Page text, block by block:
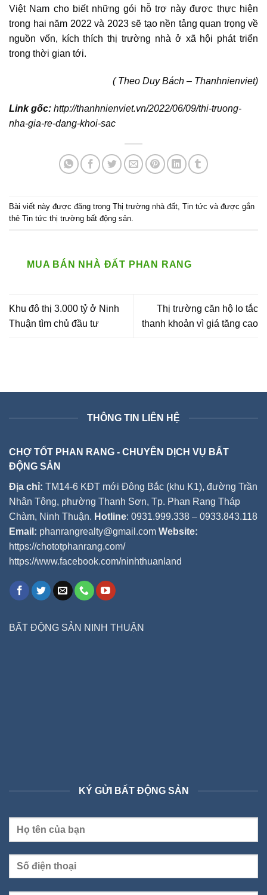
Việt Nam cho biết những gói hỗ trợ này được thực hiện
trong hai năm 2022 và 2023 sẽ tạo nền tảng quan trọng về
nguồn vốn, kích thích thị trường nhà ở xã hội phát triển
trong thời gian tới.
( Theo Duy Bách – Thanhnienviet)
Link gốc: http://thanhnienviet.vn/2022/06/09/thi-truong-
nha-gia-re-dang-khoi-sac
Bài viết này được đăng trong Thị trường nhà đất, Tin tức và được gắn
thẻ Tin tức thị trường bất động sản.
MUA BÁN NHÀ ĐẤT PHAN RANG
Khu đô thị 3.000 tỷ ở Ninh
Thuận tìm chủ đầu tư
Thị trường căn hộ lo tắc
thanh khoản vì giá tăng cao
THÔNG TIN LIÊN HỆ
CHỢ TỐT PHAN RANG - CHUYÊN DỊCH VỤ BẤT
ĐỘNG SẢN
Địa chỉ: TM14-6 KĐT mới Đông Bắc (khu K1), đường Trần
Nhân Tông, phường Thanh Sơn, Tp. Phan Rang Tháp
Chàm, Ninh Thuận. Hotline: 0931.999.338 – 0933.843.118
Email: phanrangrealty@gmail.com Website:
https://chototphanrang.com/
https://www.facebook.com/ninhthuanland
BẤT ĐỘNG SẢN NINH THUẬN
KÝ GỬI BẤT ĐỘNG SẢN